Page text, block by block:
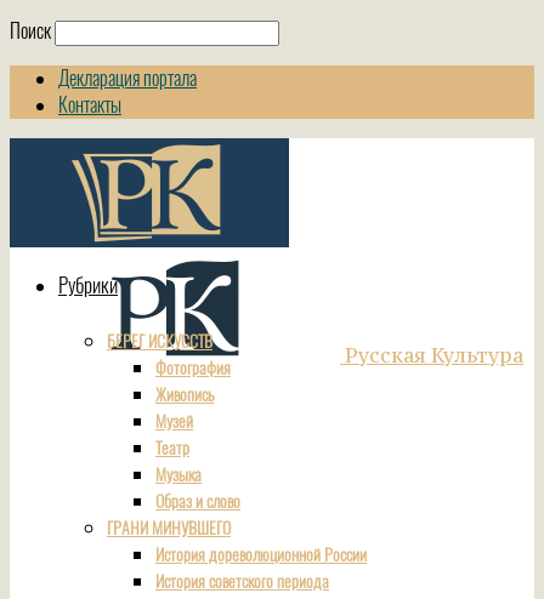
Поиск
Декларация портала
Контакты
Русская Культура
Рубрики
БЕРЕГ ИСКУССТВ
Фотография
Живопись
Музей
Театр
Музыка
Образ и слово
ГРАНИ МИНУВШЕГО
История дореволюционной России
История советского периода